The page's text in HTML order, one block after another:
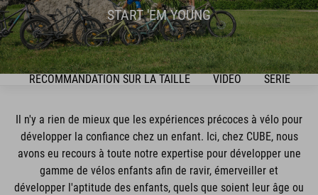
START 'EM YOUNG
RECOMMANDATION SUR LA TAILLE VIDEO SÉRIE
Il n'y a rien de mieux que les expériences précoces à vélo pour
développer la confiance chez un enfant. Ici, chez CUBE, nous
avons eu recours à toute notre expertise pour développer une
gamme de vélos enfants afin de ravir, émerveiller et
développer l'aptitude des enfants, quels que soient leur âge ou